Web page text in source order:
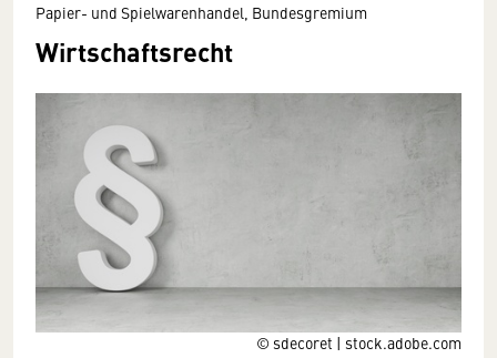
© sdecoret | stock.adobe.com
Papier- und Spielwarenhandel, Bundesgremium
Wirtschaftsrecht